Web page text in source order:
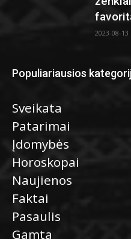
2023-08-13
Populiariausios
Sveikata
Patarimai
Įdomybės
Horoskopai
Naujienos
Faktai
Pasaulis
Gamta